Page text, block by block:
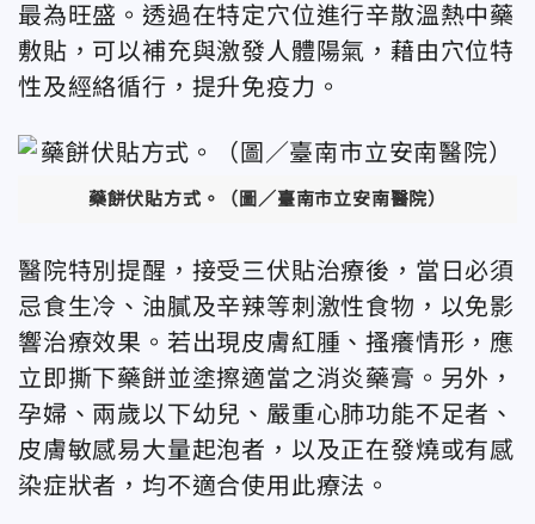
最為旺盛。透過在特定穴位進行辛散溫熱中藥
敷貼，可以補充與激發人體陽氣，藉由穴位特
性及經絡循行，提升免疫力。
藥餅伏貼方式。（圖／臺南市立安南醫院）
醫院特別提醒，接受三伏貼治療後，當日必須
忌食生冷、油膩及辛辣等刺激性食物，以免影
響治療效果。若出現皮膚紅腫、搔癢情形，應
立即撕下藥餅並塗擦適當之消炎藥膏。另外，
孕婦、兩歲以下幼兒、嚴重心肺功能不足者、
皮膚敏感易大量起泡者，以及正在發燒或有感
染症狀者，均不適合使用此療法。